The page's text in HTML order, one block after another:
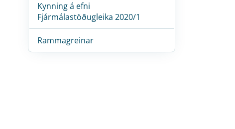
Kynning á efni
Fjármálastöðugleika 2020/1
Rammagreinar